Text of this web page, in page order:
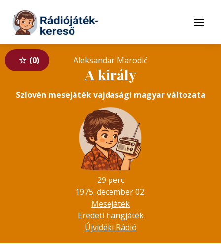
Tovább a tartalomhoz
Menü
0 Aleksandar Marodić
A király
Szlovén mesejáték vajdasági magyar változata
29 perc
1975. december 02.
Mesejáték
Eredeti hangjáték
Újvidéki Rádió